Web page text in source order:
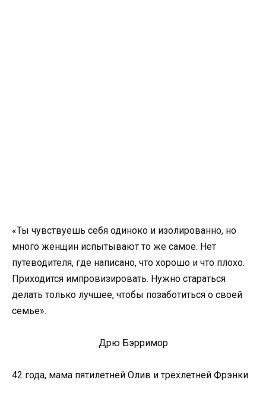
«Ты чувствуешь себя одиноко и изолированно, но
много женщин испытывают то же самое. Нет
путеводителя, где написано, что хорошо и что плохо.
Приходится импровизировать. Нужно стараться
делать только лучшее, чтобы позаботиться о своей
семье».
Дрю Бэрримор
42 года, мама пятилетней Олив и трехлетней Фрэнки